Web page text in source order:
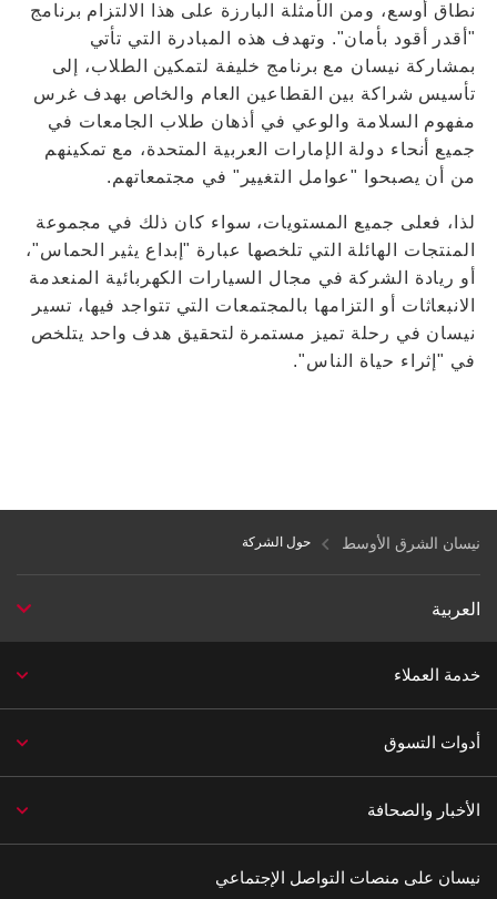
نطاق أوسع، ومن الأمثلة البارزة على هذا الالتزام برنامج
"أقدر أقود بأمان". وتهدف هذه المبادرة التي تأتي
بمشاركة نيسان مع برنامج خليفة لتمكين الطلاب، إلى
تأسيس شراكة بين القطاعين العام والخاص بهدف غرس
مفهوم السلامة والوعي في أذهان طلاب الجامعات في
جميع أنحاء دولة الإمارات العربية المتحدة، مع تمكينهم
من أن يصبحوا "عوامل التغيير" في مجتمعاتهم.
لذا، فعلى جميع المستويات، سواء كان ذلك في مجموعة
المنتجات الهائلة التي تلخصها عبارة "إبداع يثير الحماس"،
أو ريادة الشركة في مجال السيارات الكهربائية المنعدمة
الانبعاثات أو التزامها بالمجتمعات التي تتواجد فيها، تسير
نيسان في رحلة تميز مستمرة لتحقيق هدف واحد يتلخص
في "إثراء حياة الناس".
نيسان الشرق الأوسط حول الشركة
العربية
G
E
خدمة العملاء
G
E
أدوات التسوق
G
الأخبار والصحافة
نيسان على منصات التواصل الإجتماعي